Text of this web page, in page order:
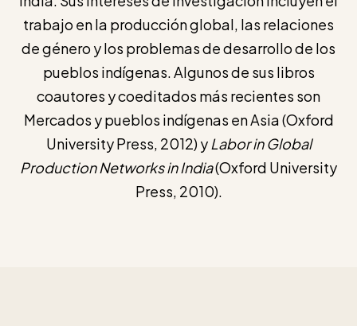
trabajo en la producción global, las relaciones
de género y los problemas de desarrollo de los
pueblos indígenas. Algunos de sus libros
coautores y coeditados más recientes son
Mercados y pueblos indígenas en Asia (Oxford
University Press, 2012) y Labor in Global
Production Networks in India(Oxford University
Press, 2010).